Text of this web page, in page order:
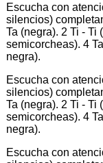
Escucha con
silencios)
Ta (negra). 2 Ti - Ti
semicorcheas). 4
negra).
Escucha con
silencios)
Ta (negra). 2 Ti - Ti
semicorcheas). 4
negra).
Escucha con